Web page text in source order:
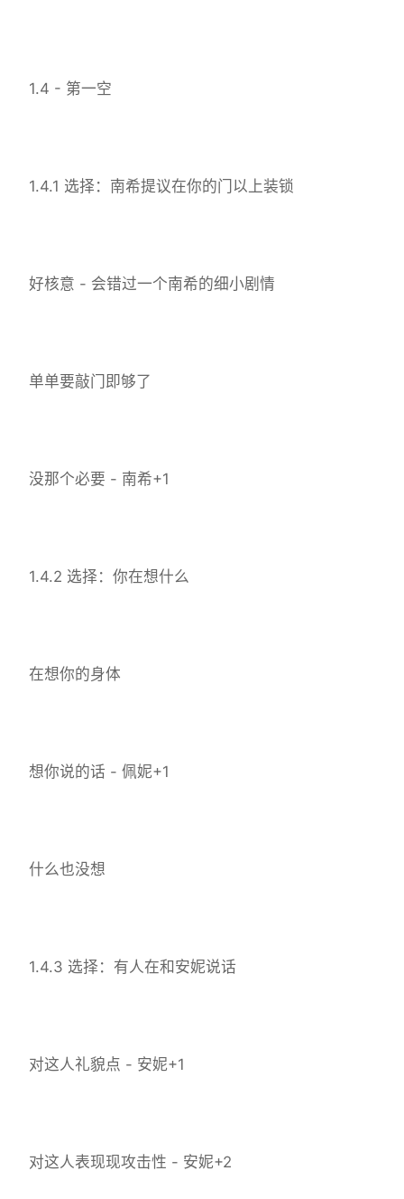
1.4 - 第一空
1.4.1 选择：南希提议在你的门以上装锁
好核意 - 会错过一个南希的细小剧情
单单要敲门即够了
没那个必要 - 南希+1
1.4.2 选择：你在想什么
在想你的身体
想你说的话 - 佩妮+1
什么也没想
1.4.3 选择：有人在和安妮说话
对这人礼貌点 - 安妮+1
对这人表现现攻击性 - 安妮+2